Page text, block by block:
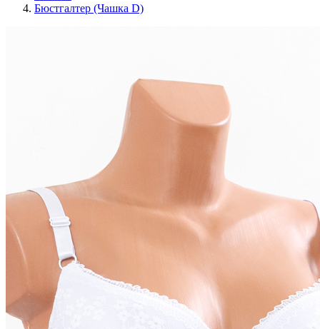
Бюстгалтер (Чашка D)